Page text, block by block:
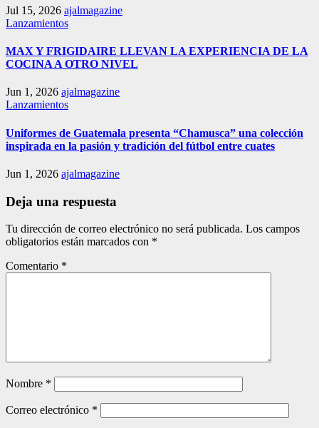
Jul 15, 2026 ajalmagazine
Lanzamientos
MAX Y FRIGIDAIRE LLEVAN LA EXPERIENCIA DE LA
COCINA A OTRO NIVEL
Jun 1, 2026 ajalmagazine
Lanzamientos
Uniformes de Guatemala presenta “Chamusca” una colección
inspirada en la pasión y tradición del fútbol entre cuates
Jun 1, 2026 ajalmagazine
Deja una respuesta
Tu dirección de correo electrónico no será publicada. Los campos
obligatorios están marcados con *
Comentario *
Nombre *
Correo electrónico *